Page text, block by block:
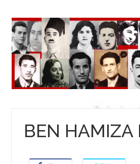
BEN